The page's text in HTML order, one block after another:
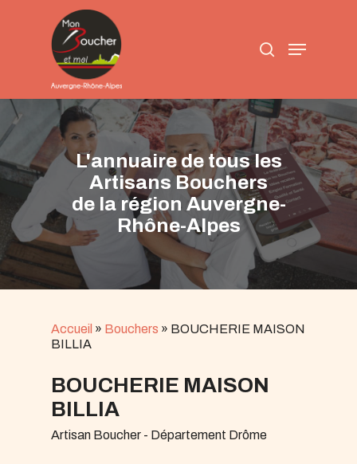
Menu
L'annuaire de tous les
Artisans Bouchers
de la région Auvergne-
Rhône-Alpes
Accueil » Bouchers » BOUCHERIE MAISON
BILLIA
BOUCHERIE MAISON
BILLIA
Artisan Boucher - Département Drôme